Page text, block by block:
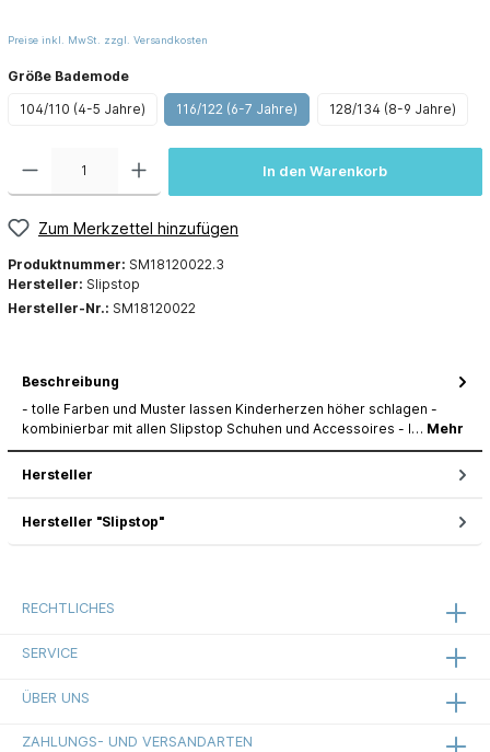
Preise inkl. MwSt. zzgl. Versandkosten
Größe Bademode
104/110 (4-5 Jahre) 116/122 (6-7 Jahre) 128/134 (8-9 Jahre)
In den Warenkorb
Zum Merkzettel hinzufügen
Produktnummer: SM18120022.3
Hersteller: Slipstop
Hersteller-Nr.: SM18120022
Beschreibung
- tolle Farben und Muster lassen Kinderherzen höher schlagen -
kombinierbar mit allen Slipstop Schuhen und Accessoires - l… Mehr
Hersteller
Hersteller "Slipstop"
RECHTLICHES
SERVICE
ÜBER UNS
ZAHLUNGS- UND VERSANDARTEN